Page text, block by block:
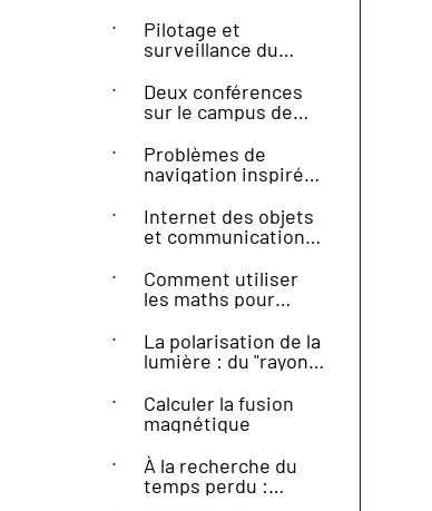
Pilotage et
surveillance du
production des
semi-conducteurs
Deux conférences
sur le campus de
Problèmes de
navigation inspirés
Internet des objets
et communications
sur les
environnements
intelligents de
demain
Comment utiliser
les maths pour
calcul ?
La polarisation de la
lumière : du "rayon
applications
modernes
Calculer la fusion
magnétique
À la recherche du
temps perdu :